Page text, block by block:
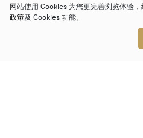
网站使用 Cookies 为您更完善浏览体验
政策及 Cookies 功能。